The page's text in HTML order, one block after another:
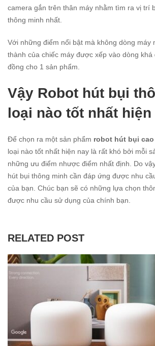
camera gắn trên thân máy nhằm tìm ra vị trí
thông minh nhất.
Với những điểm nổi bật mà không dòng máy
thành của chiếc máy được xếp vào dòng khá
đồng cho 1 sản phẩm.
Vậy Robot hút bụi
loại nào tốt nhất hiện
Để chọn ra một sản phẩm robot hút bụi
loại nào tốt nhất hiện nay là rất khó bởi mỗi
những ưu điểm nhược điểm nhất định. Do
hút bụi thông minh cần đáp ứng được nhu
của bạn. Chúc bạn sẽ có những lựa chọn
được nhu cầu sử dụng của chính bạn.
RELATED POST